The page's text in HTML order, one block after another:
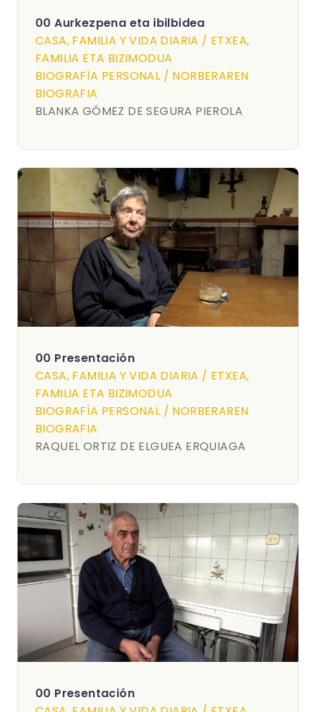
00 Aurkezpena eta ibilbidea
CASA, FAMILIA Y VIDA DIARIA / ETXEA,
FAMILIA ETA BIZIMODUA
BIOGRAFÍA PERSONAL / NORBERAREN
BIOGRAFIA
BLANKA GÓMEZ DE SEGURA PIEROLA
00 Presentación
CASA, FAMILIA Y VIDA DIARIA / ETXEA,
FAMILIA ETA BIZIMODUA
BIOGRAFÍA PERSONAL / NORBERAREN
BIOGRAFIA
RAQUEL ORTIZ DE ELGUEA ERQUIAGA
00 Presentación